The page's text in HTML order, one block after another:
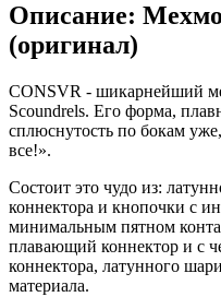
Описание:
(оригинал)
CONSVR - шикарнейший
Scoundrels. Его форма,
сплюснутость по бокам
все!».
Состоит это чудо из:
коннектора и кнопочки с
минимальным пятном
плавающий коннектор и с
коннектора, латунного
материала.